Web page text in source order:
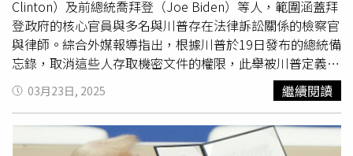
與騷亂者有關聯，但他與其他7名被告仍因此面臨5項指控，
包括：企圖發動政變、參與武裝犯罪組織、暴力破壞民主法
治未遂、加重破壞及損害列管文化遺產。若罪名成立，現年
70歲的波索納洛可能面臨數十年監禁。這位前總統始終否認
相關指控，稱其「嚴重且毫無根據」，並宣稱自己是「政治
迫害」的受害者，且該司法行動旨在阻止他2026年競選總
統。波索納洛6月出庭時曾表示政變是「可恥行為」，並稱
自己與軍方將領「從未討論過政變。」然而，波索納洛從未
Clinton）及前總統喬拜登（Joe Biden）等人，範圍涵蓋拜
登政府的核心官員與多名與川普存在法律訴訟關係的檢察官
與律師。綜合外媒報導指出，根據川普於19日發布的總統備
忘錄，取消這些人存取機密文件的權限，此舉被川普定義為
「為了國家利益」，並強調名單上這些人不應再有機會接觸
任何機密資訊。川普同時要求相關機構與部門主管，撤銷這
些人進入美國政府保密設施的不受引導通行權，也不得再接
收總統每日簡報或任何情報資料。此次被取消權限的人，除
03月23日, 2025 繼續閱讀